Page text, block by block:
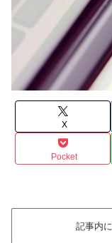
X
Pocket
記事内